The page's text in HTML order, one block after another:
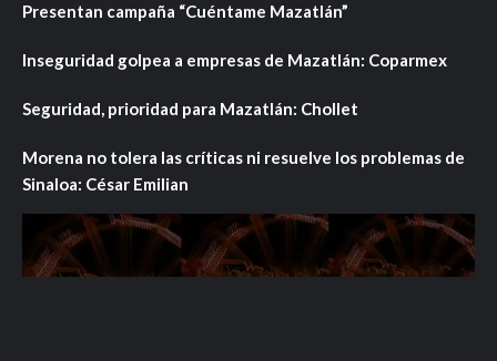
Presentan campaña “Cuéntame Mazatlán”
Inseguridad golpea a empresas de Mazatlán: Coparmex
Seguridad, prioridad para Mazatlán: Chollet
Morena no tolera las críticas ni resuelve los problemas de
Sinaloa: César Emilian